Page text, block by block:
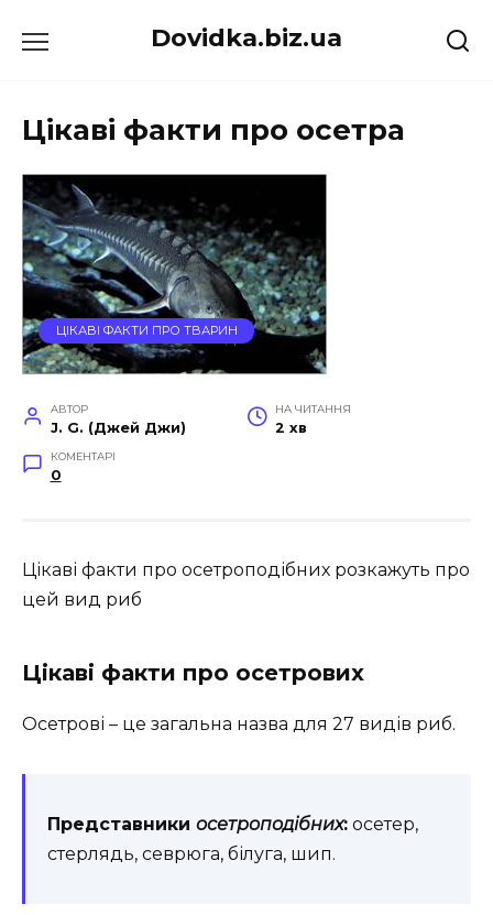
до
Dovidka.biz.ua
Цікаві факти про осетра
ЦІКАВІ ФАКТИ ПРО ТВАРИН
АВТОР
J. G. (Джей Джи)
НА ЧИТАННЯ
2 хв
КОМЕНТАРІ
0
Цікаві факти про осетроподібних розкажуть про
цей вид риб
Цікаві факти про осетрових
Осетрові – це загальна назва для 27 видів риб.
Представники осетроподібних: осетер,
стерлядь, севрюга, білуга, шип.